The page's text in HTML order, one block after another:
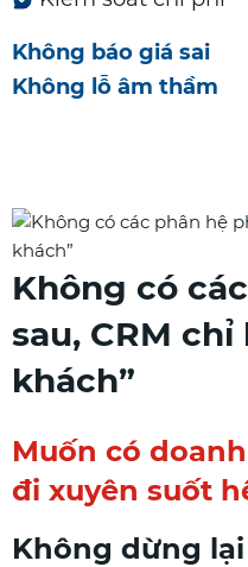
Không báo giá sai
Không lỗ âm thầm
Không có
sau, CRM chỉ
khách”
Muốn có
đi xuyên suốt
Không dừng